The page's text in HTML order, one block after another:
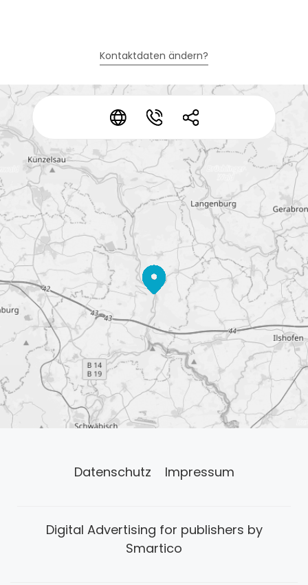
* * *
Kontaktdaten ändern?
Datenschutz Impressum
Digital Advertising for publishers by
Smartico